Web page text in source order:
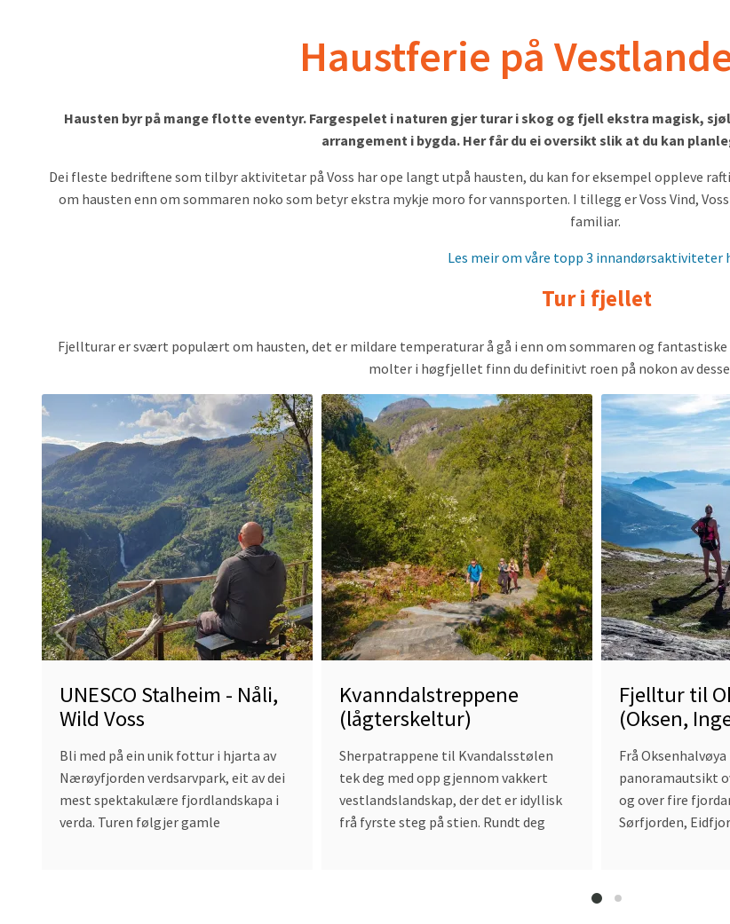
Haustferie på
Hausten byr på mange flotte eventyr. Fargespelet i naturen gjer turar i skog og fjell ekstra magisk,
arrangement i bygda. Her får du ei oversikt slik at du kan
Dei fleste bedriftene som tilbyr aktivitetar på Voss har ope langt utpå hausten, du kan for eksempel oppleve
om hausten enn om sommaren noko som betyr ekstra mykje moro for vannsporten. I tillegg er Voss Vind,
familiar.
Les meir om våre topp 3 innandørsaktiviteter
Tur i fjellet
Fjellturar er svært populært om hausten, det er mildare temperaturar å gå i enn om sommaren og
molter i høgfjellet finn du definitivt roen på nokon av
Read
about
UNESCO
Stalheim
-
Nåli,
Wild
Voss
UNESCO Stalheim - Nåli,
Wild Voss
Bli med på ein unik fottur i hjarta av
Nærøyfjorden verdsarvpark, eit av dei
mest spektakulære fjordlandskapa i
verda. Turen følgjer gamle
Read
more
about
Kvanndalstreppene
(lågterskeltur)
Kvanndalstreppene
(lågterskeltur)
Sherpatrappene til Kvandalsstølen
tek deg med opp gjennom vakkert
vestlandslandskap, der det er idyllisk
frå fyrste steg på stien. Rundt deg
Read
more
Fjelltur
til
Oksenhalvøya
(Oksen,
Ingebjørgnuten,
Midtfjell),
Hardanger
Fjellguide
Fjelltur til
(Oksen,
Midtfjell),
Fjellguide
Frå
panoramautsikt
og over fire
Sørfjorden,